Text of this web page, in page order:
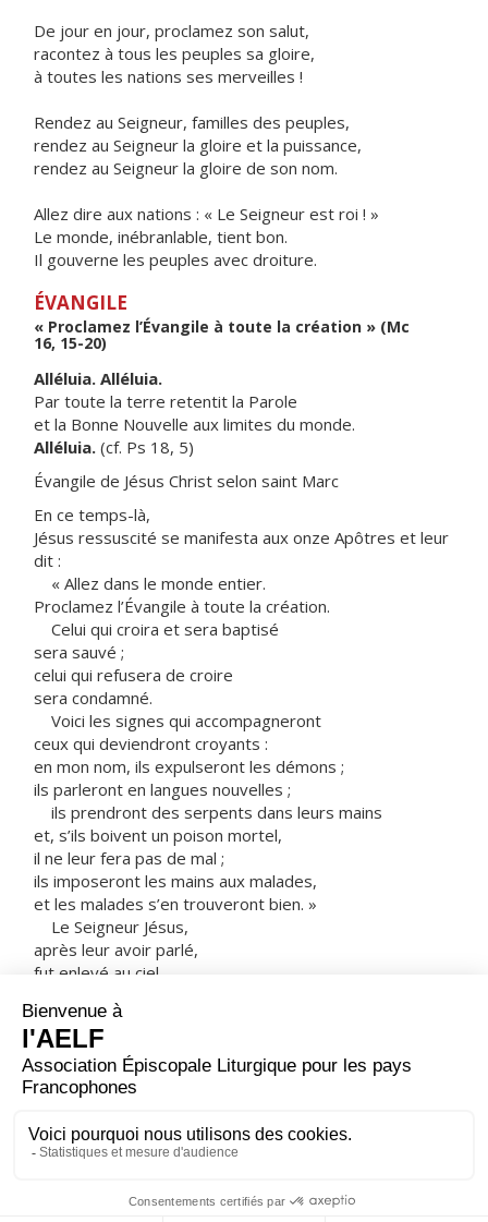
De jour en jour, proclamez son salut,
racontez à tous les peuples sa gloire,
à toutes les nations ses merveilles !
Rendez au Seigneur, familles des peuples,
rendez au Seigneur la gloire et la puissance,
rendez au Seigneur la gloire de son nom.
Allez dire aux nations : « Le Seigneur est roi ! »
Le monde, inébranlable, tient bon.
Il gouverne les peuples avec droiture.
ÉVANGILE
« Proclamez l’Évangile à toute la création » (Mc
16, 15-20)
Alléluia. Alléluia.
Par toute la terre retentit la Parole
et la Bonne Nouvelle aux limites du monde.
Alléluia. (cf. Ps 18, 5)
Évangile de Jésus Christ selon saint Marc
En ce temps-là,
Jésus ressuscité se manifesta aux onze Apôtres et leur
dit :
« Allez dans le monde entier.
Proclamez l’Évangile à toute la création.
Celui qui croira et sera baptisé
sera sauvé ;
celui qui refusera de croire
sera condamné.
Voici les signes qui accompagneront
ceux qui deviendront croyants :
en mon nom, ils expulseront les démons ;
ils parleront en langues nouvelles ;
ils prendront des serpents dans leurs mains
et, s’ils boivent un poison mortel,
il ne leur fera pas de mal ;
ils imposeront les mains aux malades,
et les malades s’en trouveront bien. »
Le Seigneur Jésus,
après leur avoir parlé,
fut enlevé au ciel
Quant à eux,
ils s’en allèrent proclamer partout l’Évangile.
Le Seigneur travaillait avec eux
et confirmait la Parole par les signes qui
– Acclamons la Parole de Dieu.